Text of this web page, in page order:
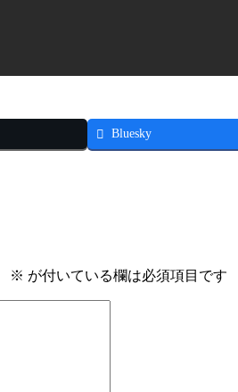
Bluesky
※ が付いている欄は必須項目です